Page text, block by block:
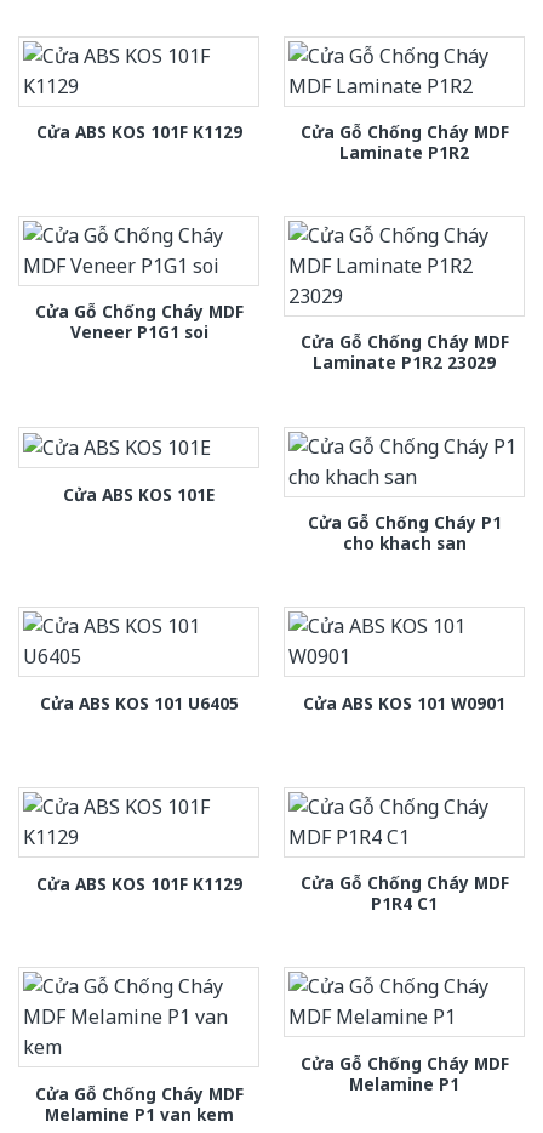
Cửa ABS KOS 101F K1129
Cửa Gỗ Chống Cháy MDF
Laminate P1R2
Cửa Gỗ Chống Cháy MDF
Veneer P1G1 soi
Cửa Gỗ Chống Cháy MDF
Laminate P1R2 23029
Cửa ABS KOS 101E
Cửa Gỗ Chống Cháy P1
cho khach san
Cửa ABS KOS 101 U6405 Cửa ABS KOS 101 W0901
Cửa ABS KOS 101F K1129
Cửa Gỗ Chống Cháy MDF
P1R4 C1
Cửa Gỗ Chống Cháy MDF
Melamine P1 van kem
Cửa Gỗ Chống Cháy MDF
Melamine P1